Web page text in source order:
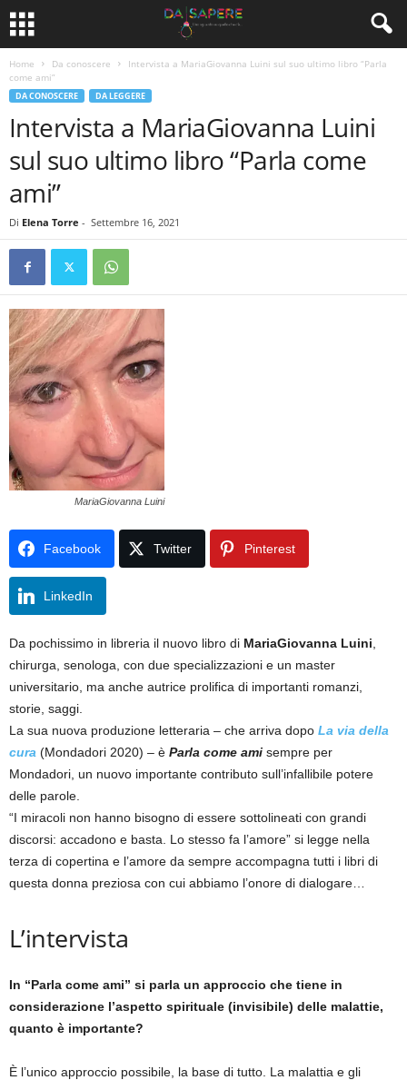
Home Da conoscere
Intervista a MariaGiovanna Luini sul suo ultimo libro “Parla
come ami”
DA CONOSCERE DA LEGGERE
Intervista a MariaGiovanna Luini
sul suo ultimo libro “Parla come
ami”
Di Elena Torre - Settembre 16, 2021
MariaGiovanna Luini
Facebook Twitter Pinterest
LinkedIn
Da pochissimo in libreria il nuovo libro di MariaGiovanna Luini
chirurga, senologa, con due specializzazioni e un master
universitario, ma anche autrice prolifica di importanti romanzi,
storie, saggi.
La sua nuova produzione letteraria – che arriva dopo La via della
cura (Mondadori 2020) – è Parla come ami sempre per
Mondadori, un nuovo importante contributo sull’infallibile potere
delle parole.
“I miracoli non hanno bisogno di essere sottolineati con grandi
discorsi: accadono e basta. Lo stesso fa l’amore” si legge nella
terza di copertina e l’amore da sempre accompagna tutti i libri di
questa donna preziosa con cui abbiamo l’onore di dialogare…
L’intervista
In “Parla come ami” si parla un approccio che tiene in
considerazione l’aspetto spirituale (invisibile) delle malattie,
quanto è importante?
È l’unico approccio possibile, la base di tutto. La malattia e gli